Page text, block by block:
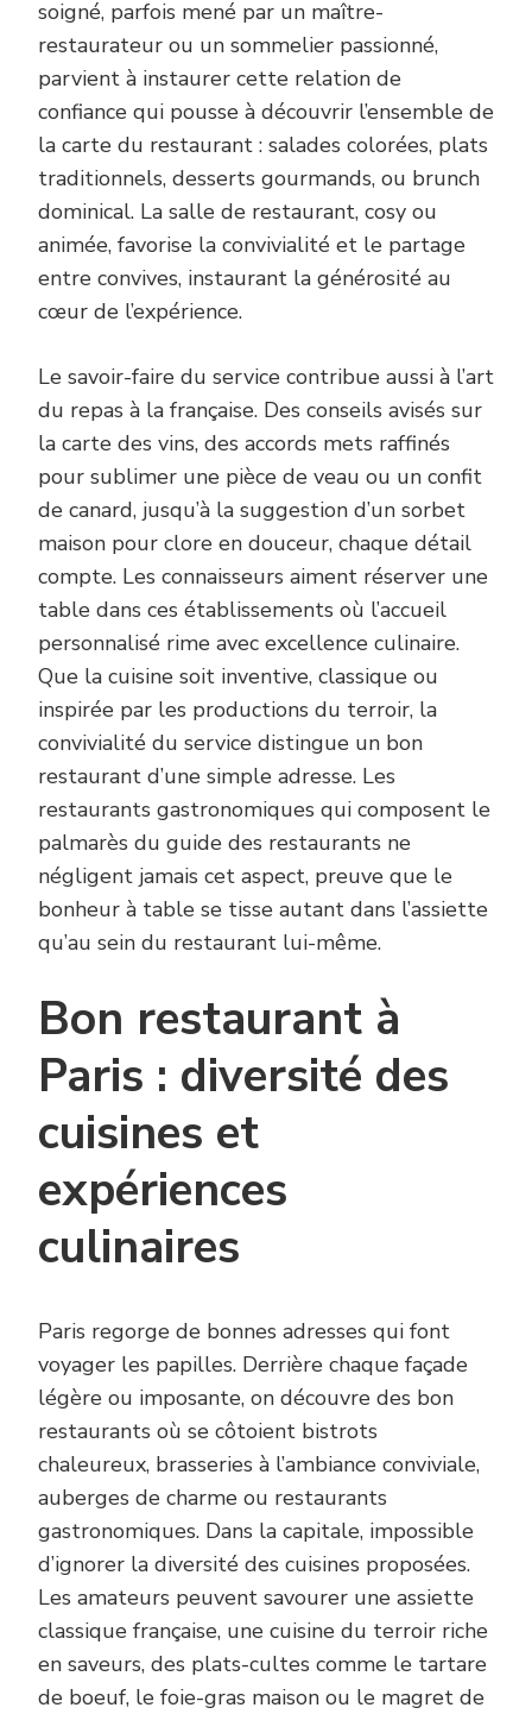
soigné, parfois mené par un maître-
restaurateur ou un sommelier passionné,
parvient à instaurer cette relation de
confiance qui pousse à découvrir l’ensemble de
la carte du restaurant : salades colorées, plats
traditionnels, desserts gourmands, ou brunch
dominical. La salle de restaurant, cosy ou
animée, favorise la convivialité et le partage
entre convives, instaurant la générosité au
cœur de l’expérience.
Le savoir-faire du service contribue aussi à l’art
du repas à la française. Des conseils avisés sur
la carte des vins, des accords mets raffinés
pour sublimer une pièce de veau ou un confit
de canard, jusqu’à la suggestion d’un sorbet
maison pour clore en douceur, chaque détail
compte. Les connaisseurs aiment réserver une
table dans ces établissements où l’accueil
personnalisé rime avec excellence culinaire.
Que la cuisine soit inventive, classique ou
inspirée par les productions du terroir, la
convivialité du service distingue un bon
restaurant d’une simple adresse. Les
restaurants gastronomiques qui composent le
palmarès du guide des restaurants ne
négligent jamais cet aspect, preuve que le
bonheur à table se tisse autant dans l’assiette
qu’au sein du restaurant lui-même.
Bon restaurant à
Paris : diversité des
cuisines et
expériences
culinaires
Paris regorge de bonnes adresses qui font
voyager les papilles. Derrière chaque façade
légère ou imposante, on découvre des bon
restaurants où se côtoient bistrots
chaleureux, brasseries à l’ambiance conviviale,
auberges de charme ou restaurants
gastronomiques. Dans la capitale, impossible
d’ignorer la diversité des cuisines proposées.
Les amateurs peuvent savourer une assiette
classique française, une cuisine du terroir riche
en saveurs, des plats-cultes comme le tartare
de boeuf, le foie-gras maison ou le magret de